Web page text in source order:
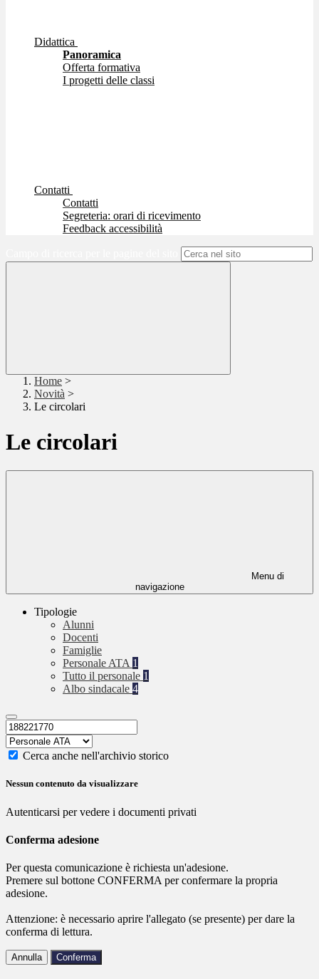
Didattica
Panoramica
Offerta formativa
I progetti delle classi
Contatti
Contatti
Segreteria: orari di ricevimento
Feedback accessibilità
Home >
Novità >
Le circolari
Le circolari
Menu di
navigazione
Tipologie
Alunni
Docenti
Famiglie
Personale ATA 1
Tutto il personale 1
Albo sindacale 4
Cerca anche nell'archivio storico
Nessun contenuto da visualizzare
Autenticarsi per vedere i documenti privati
Conferma adesione
Per questa comunicazione è richiesta un'adesione.
Premere sul bottone CONFERMA per confermare la propria
adesione.
Attenzione: è necessario aprire l'allegato (se presente) per dare la
conferma di lettura.
Annulla Conferma